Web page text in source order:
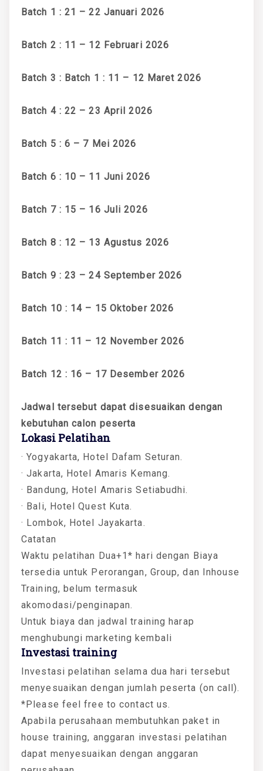
Batch 1 : 21 – 22 Januari 2026
Batch 2 : 11 – 12 Februari 2026
Batch 3 : Batch 1 : 11 – 12 Maret 2026
Batch 4 : 22 – 23 April 2026
Batch 5 : 6 – 7 Mei 2026
Batch 6 : 10 – 11 Juni 2026
Batch 7 : 15 – 16 Juli 2026
Batch 8 : 12 – 13 Agustus 2026
Batch 9 : 23 – 24 September 2026
Batch 10 : 14 – 15 Oktober 2026
Batch 11 : 11 – 12 November 2026
Batch 12 : 16 – 17 Desember 2026
Jadwal tersebut dapat disesuaikan dengan
kebutuhan calon peserta
Lokasi Pelatihan
· Yogyakarta, Hotel Dafam Seturan.
· Jakarta, Hotel Amaris Kemang.
· Bandung, Hotel Amaris Setiabudhi.
· Bali, Hotel Quest Kuta.
· Lombok, Hotel Jayakarta.
Catatan
Waktu pelatihan Dua+1* hari dengan Biaya
tersedia untuk Perorangan, Group, dan Inhouse
Training, belum termasuk
akomodasi/penginapan.
Untuk biaya dan jadwal training harap
menghubungi marketing kembali
Investasi training
Investasi pelatihan selama dua hari tersebut
menyesuaikan dengan jumlah peserta (on call).
*Please feel free to contact us.
Apabila perusahaan membutuhkan paket in
house training, anggaran investasi pelatihan
dapat menyesuaikan dengan anggaran